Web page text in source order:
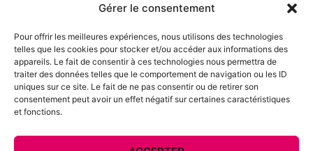
Gérer le consentement
Pour offrir les meilleures expériences, nous utilisons des technologies
telles que les cookies pour stocker et/ou accéder aux informations des
appareils. Le fait de consentir à ces technologies nous permettra de
traiter des données telles que le comportement de navigation ou les ID
uniques sur ce site. Le fait de ne pas consentir ou de retirer son
consentement peut avoir un effet négatif sur certaines caractéristiques
et fonctions.
Mentions légales